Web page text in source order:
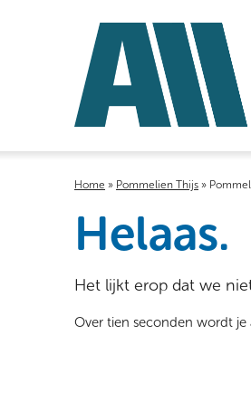
Home » Pommelien Thijs »
Helaas.
Het lijkt erop dat we
Over tien seconden wordt